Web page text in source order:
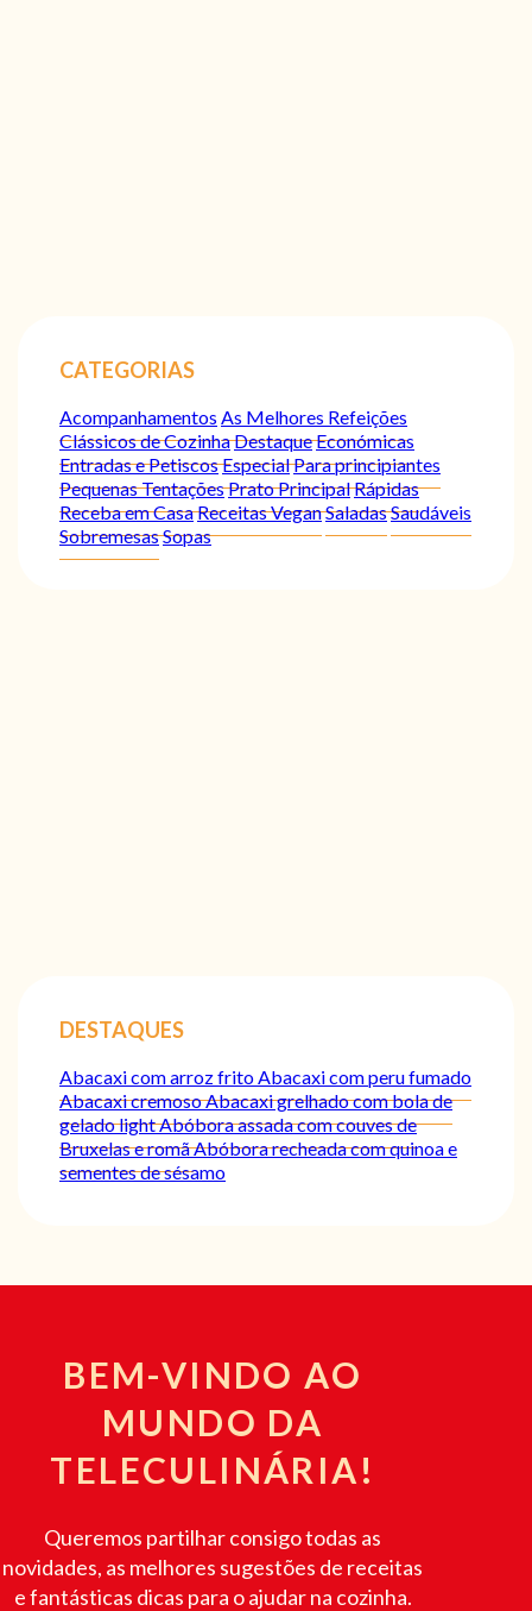
CATEGORIAS
Acompanhamentos As Melhores Refeições
Clássicos de CozinhaDestaqueEconómicas
Entradas e PetiscosEspecialPara principiantes
Pequenas TentaçõesPrato PrincipalRápidas
Receba em CasaReceitas VeganSaladasSaudáveis
SobremesasSopas
DESTAQUES
Abacaxi com arroz fritoAbacaxi com peru fumado
Abacaxi cremosoAbacaxi grelhado com bola de
gelado lightAbóbora assada com couves de
Bruxelas e romãAbóbora recheada com quinoa e
sementes de sésamo
BEM-VINDO AO
MUNDO DA
TELECULINÁRIA!
Queremos partilhar consigo todas as
novidades, as melhores sugestões de receitas
e fantásticas dicas para o ajudar na cozinha.